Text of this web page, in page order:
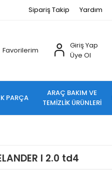
Sipariş Takip Yardım
Favorilerim
Giriş Yap
Üye Ol
PARÇA
ARAÇ BAKIM VE
TEMİZLİK ÜRÜNLERİ
I 2.0 td4